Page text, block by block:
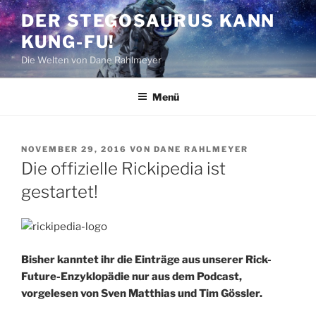
Zum
Inhalt
springen
DER STEGOSAURUS KANN
KUNG-FU!
Die Welten von Dane Rahlmeyer
Menü
VERÖFFENTLICHT
AM
NOVEMBER 29, 2016 VON DANE RAHLMEYER
Die offizielle Rickipedia ist
gestartet!
Bisher kanntet ihr die Einträge aus unserer Rick-
Future-Enzyklopädie nur aus dem Podcast,
vorgelesen von Sven Matthias und Tim Gössler.